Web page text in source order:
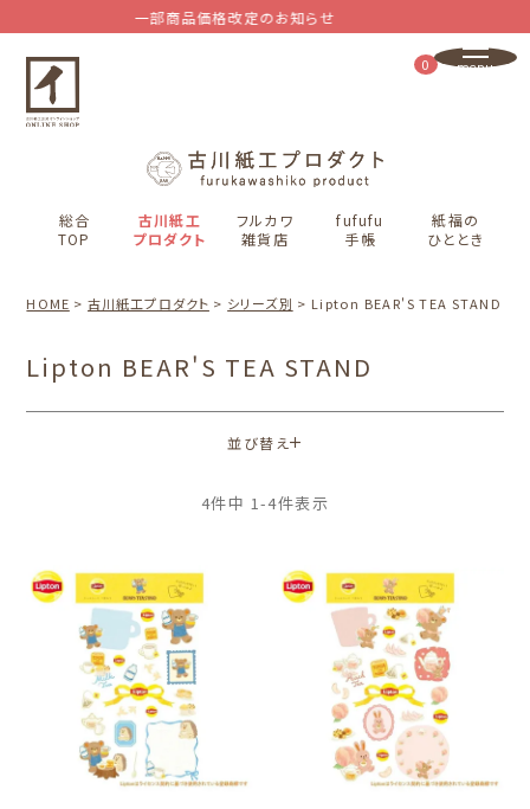
一部商品価格改定のお知らせ
総合
TOP
古川紙工
プロダクト
フルカワ
雑貨店
fufufu
手帳
紙福の
ひととき
0
HOME 古川紙工プロダクト シリーズ別 Lipton BEAR'S TEA STAND
Lipton BEAR'S TEA STAND
並び替え
4件中 1-4件表示